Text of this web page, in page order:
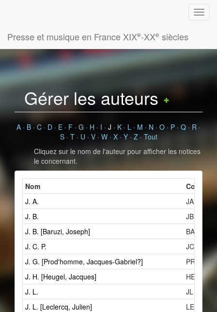
Presse et musique en France XIXe-XXe siècles
Gérer les auteurs
A · B · C · D · E · F · G · H · I · J · K · L · M · N · O · P · Q · R ·
S· T· U · V· W· X· Y· Z· Tout
Cliquez sur le nom de l'auteur pour afficher les notices
le concernant.
Nom Cote
J. A.
JA
J. B.
JB
J. B. [Baruzi, Joseph]
BAJa
J. C. P.
JCP
J. G. [Prod'homme, Jacques-Gabriel?]
PRJ
J. H. [Heugel, Jacques]
HEJ
J. L.
JL
J. L. [Leclercq, Julien]
LEJe